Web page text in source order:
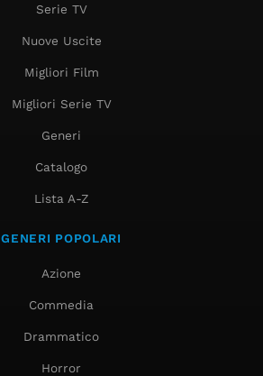
Serie TV
Nuove Uscite
Migliori Film
Migliori Serie TV
Generi
Catalogo
Lista A-Z
GENERI POPOLARI
Azione
Commedia
Drammatico
Horror